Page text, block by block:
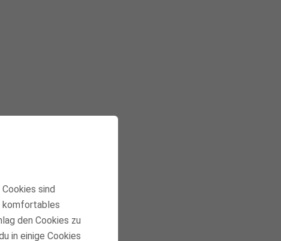
sind
komfortables
den Cookies zu
in einige Cookies